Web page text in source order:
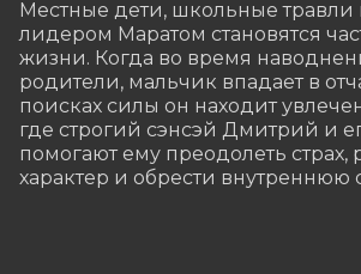
Местные дети, школьные травли
лидером Маратом становятся
жизни. Когда во время
родители, мальчик впадает в
поисках силы он находит
где строгий сэнсэй Дмитрий и
помогают ему преодолеть страх,
характер и обрести внутреннюю